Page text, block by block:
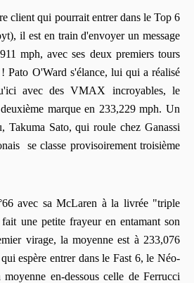
client qui pourrait entrer dans le Top 6
il est en train d'envoyer un message
mph, avec ses deux premiers tours
Pato O'Ward s'élance, lui qui a réalisé
avec des VMAX incroyables, le
marque en 233,229 mph. Un
Takuma Sato, qui roule chez Ganassi
se classe provisoirement troisième
avec sa McLaren à la livrée "triple
une petite frayeur en entamant son
virage, la moyenne est à 233,076
espère entrer dans le Fast 6, le Néo-
en-dessous celle de Ferrucci